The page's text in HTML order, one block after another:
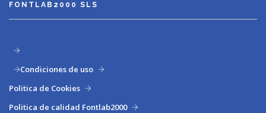
FONTLAB2000 SLS
Condiciones de uso
Politica de Cookies
Politica de calidad Fontlab2000